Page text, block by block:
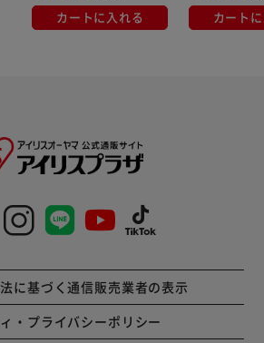
カートに入れる カート
に基づく通信販売業者の表示
・プライバシーポリシー